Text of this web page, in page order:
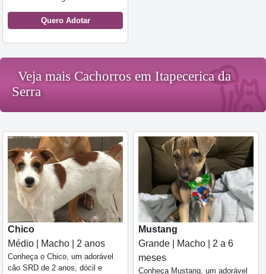
Quero Adotar
Veja mais Cachorros em Itapecerica da
Serra
Chico
Médio | Macho | 2 anos
Conheça o Chico, um adorável
cão SRD de 2 anos, dócil e
Mustang
Grande | Macho | 2 a 6
meses
Conheça Mustang, um adorável